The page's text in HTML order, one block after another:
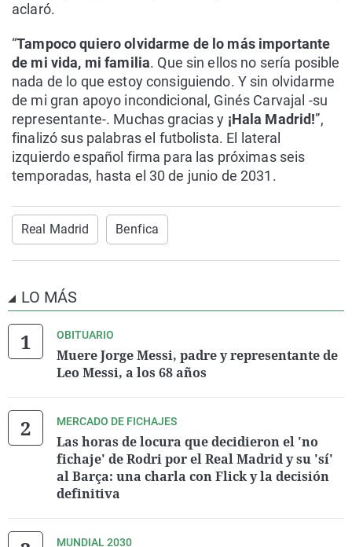
aclaró.
“Tampoco quiero olvidarme de lo más importante
de mi vida, mi familia. Que sin ellos no sería posible
nada de lo que estoy consiguiendo. Y sin olvidarme
de mi gran apoyo incondicional, Ginés Carvajal -su
representante-. Muchas gracias y ¡Hala Madrid!”,
finalizó sus palabras el futbolista. El lateral
izquierdo español firma para las próximas seis
temporadas, hasta el 30 de junio de 2031.
Real Madrid Benfica
LO MÁS
OBITUARIO
Muere Jorge Messi, padre y representante de
Leo Messi, a los 68 años
MERCADO DE FICHAJES
Las horas de locura que decidieron el 'no
fichaje' de Rodri por el Real Madrid y su 'sí'
al Barça: una charla con Flick y la decisión
definitiva
MUNDIAL 2030